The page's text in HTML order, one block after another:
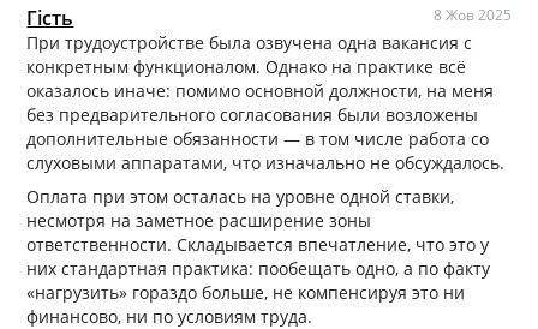
Гість 8 Жов 2025
При трудоустройстве была озвучена одна вакансия с
конкретным функционалом. Однако на практике всё
оказалось иначе: помимо основной должности, на меня
без предварительного согласования были возложены
дополнительные обязанности — в том числе работа со
слуховыми аппаратами, что изначально не обсуждалось.
Оплата при этом осталась на уровне одной ставки,
несмотря на заметное расширение зоны
ответственности. Складывается впечатление, что это у
них стандартная практика: пообещать одно, а по факту
«нагрузить» гораздо больше, не компенсируя это ни
финансово, ни по условиям труда.